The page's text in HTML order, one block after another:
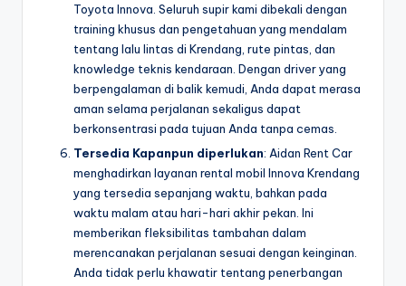
Toyota Innova. Seluruh supir kami dibekali dengan
training khusus dan pengetahuan yang mendalam
tentang lalu lintas di Krendang, rute pintas, dan
knowledge teknis kendaraan. Dengan driver yang
berpengalaman di balik kemudi, Anda dapat merasa
aman selama perjalanan sekaligus dapat
berkonsentrasi pada tujuan Anda tanpa cemas.
Tersedia Kapanpun diperlukan: Aidan Rent Car
menghadirkan layanan rental mobil Innova Krendang
yang tersedia sepanjang waktu, bahkan pada
waktu malam atau hari-hari akhir pekan. Ini
memberikan fleksibilitas tambahan dalam
merencanakan perjalanan sesuai dengan keinginan.
Anda tidak perlu khawatir tentang penerbangan